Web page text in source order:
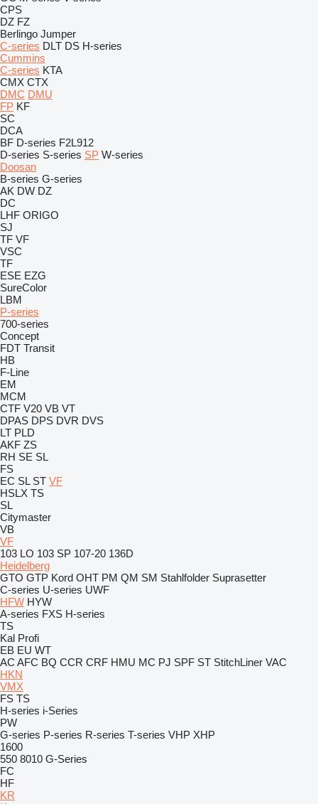
CPS
DZ FZ
Berlingo Jumper
C-series DLT DS H-series
Cummins
C-series KTA
CMX CTX
DMC DMU
FP KF
SC
DCA
BF D-series F2L912
D-series S-series SP W-series
Doosan
B-series G-series
AK DW DZ
DC
LHF ORIGO
SJ
TF VF
VSC
TF
ESE EZG
SureColor
LBM
P-series
700-series
Concept
FDT Transit
HB
F-Line
EM
MCM
CTF V20 VB VT
DPAS DPS DVR DVS
LT PLD
AKF ZS
RH SE SL
FS
EC SL ST VF
HSLX TS
SL
Citymaster
VB
VF
103 LO 103 SP 107-20 136D
Heidelberg
GTO GTP Kord OHT PM QM SM Stahlfolder Suprasetter
C-series U-series UWF
HFW HYW
A-series FXS H-series
TS
Kal Profi
EB EU WT
AC AFC BQ CCR CRF HMU MC PJ SPF ST StitchLiner VAC
HKN
VMX
FS TS
H-series i-Series
PW
G-series P-series R-series T-series VHP XHP
1600
550 8010 G-Series
FC
HF
KR